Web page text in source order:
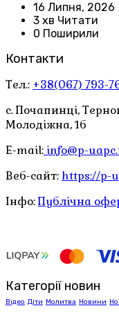
16 Липня, 2026
3 хв Читати
0 Поширили
Контакти
Тел.: +38(067) 793-
с. Почапинці,
Молодіжна, 1б
E-mail: info@p-
Веб-сайт: https://p-
Інфо:Публічна
Категорії новин
Відео Діти Молитва Новини